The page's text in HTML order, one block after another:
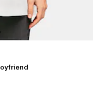
29,99 EUR